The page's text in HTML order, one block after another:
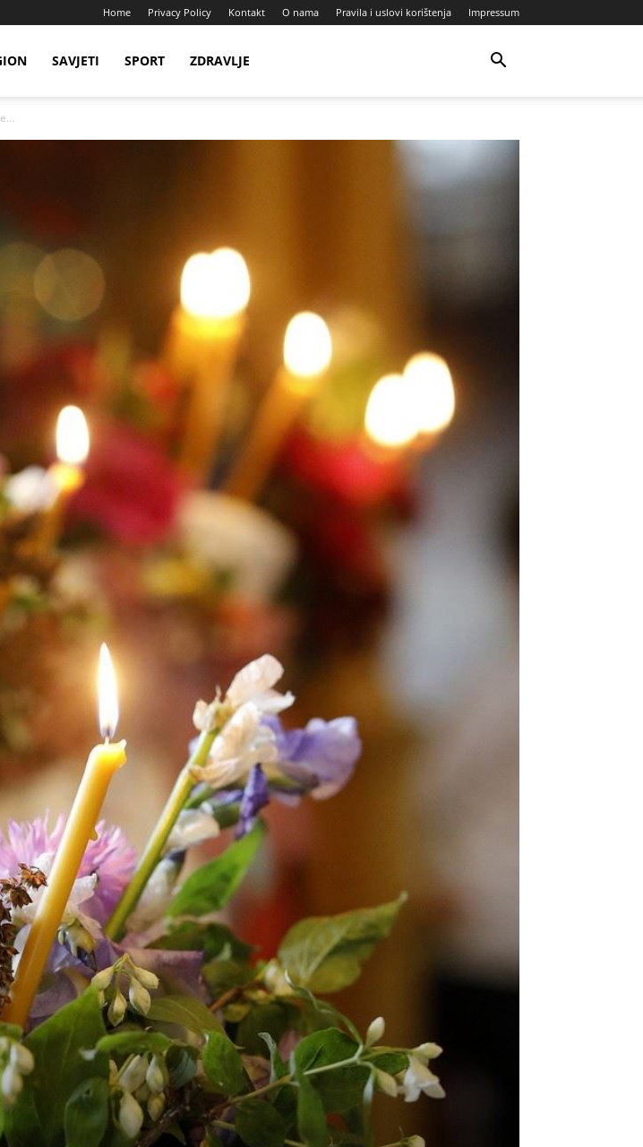
Home Privacy Policy Kontakt O nama Pravila i uslovi korištenja Impressum
SAVJETI SPORT ZDRAVLJE